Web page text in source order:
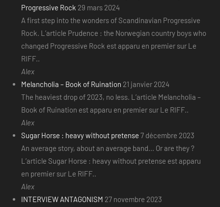
Progressive Rock 29 mars 2024
A first step into the wonders of Scandinavian Progressive
Rock. L’article Prudence : the Norwegian country boys who
changed Progressive Rock est apparu en premier sur Le
RIFF..
Alex
Melancholia – Book of Ruination 21 janvier 2024
The heaviest drop of 2023, no less. L’article Melancholia –
Book of Ruination est apparu en premier sur Le RIFF..
Alex
Sugar Horse : heavy without pretense 7 décembre 2023
An average story, about an average band... Or are they ?
L’article Sugar Horse : heavy without pretense est apparu
en premier sur Le RIFF..
Alex
INTERVIEW ANTAGONISM 27 novembre 2023